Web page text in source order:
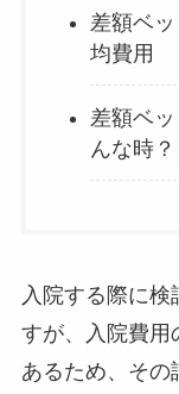
差額ベ
均費用
差額ベ
んな時？
入院する際に
すが、入院費用
あるため、その